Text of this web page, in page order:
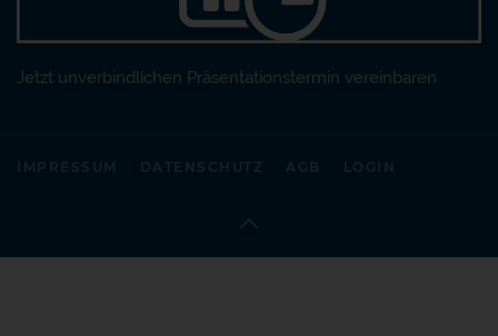
Jetzt unverbindlichen Präsentationstermin vereinbaren
IMPRESSUM DATENSCHUTZ AGB LOGIN